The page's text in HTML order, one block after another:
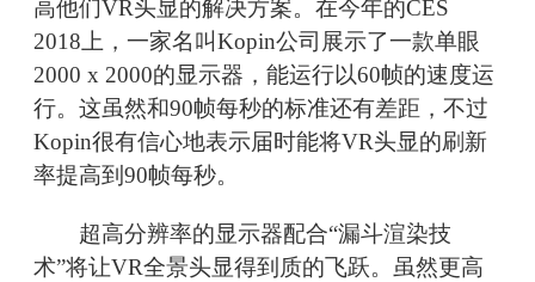
高他们VR头显的解决方案。在今年的CES
2018上，一家名叫Kopin公司展示了一款单眼
2000 x 2000的显示器，能运行以60帧的速度运
行。这虽然和90帧每秒的标准还有差距，不过
Kopin很有信心地表示届时能将VR头显的刷新
率提高到90帧每秒。
超高分辨率的显示器配合“漏斗渲染技
术”将让VR全景头显得到质的飞跃。虽然更高